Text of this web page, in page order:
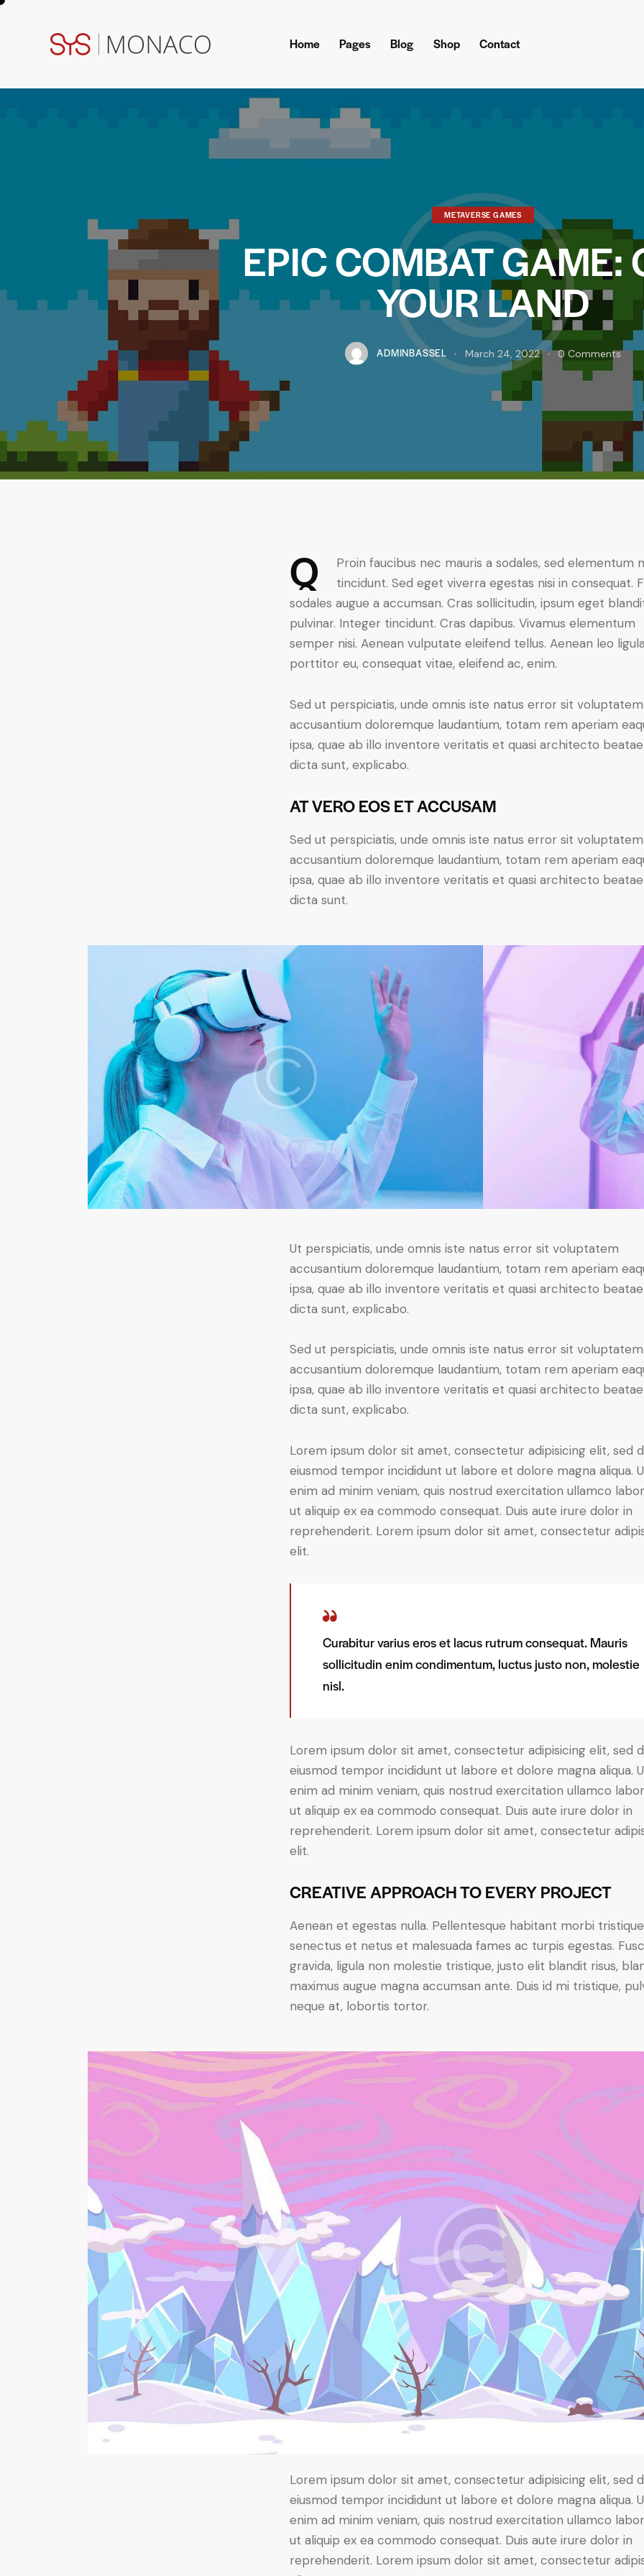
Home Pages Blog Shop Contact
Pages Blog
METAVERSE GAMES
EPIC COMBAT GAME:
YOUR LAND
ADMINBASSEL March 24, 2022 0 Comments
Q
Proin faucibus nec mauris a sodales, sed elementum
tincidunt. Sed eget viverra egestas nisi in consequat.
sodales augue a accumsan. Cras sollicitudin, ipsum eget
pulvinar. Integer tincidunt. Cras dapibus. Vivamus elementum
semper nisi. Aenean vulputate eleifend tellus. Aenean leo
porttitor eu, consequat vitae, eleifend ac, enim.
Sed ut perspiciatis, unde omnis iste natus error sit voluptatem
accusantium doloremque laudantium, totam rem aperiam
ipsa, quae ab illo inventore veritatis et quasi architecto
dicta sunt, explicabo.
AT VERO EOS ET ACCUSAM
Sed ut perspiciatis, unde omnis iste natus error sit voluptatem
accusantium doloremque laudantium, totam rem aperiam
ipsa, quae ab illo inventore veritatis et quasi architecto
dicta sunt.
Ut perspiciatis, unde omnis iste natus error sit voluptatem
accusantium doloremque laudantium, totam rem aperiam
ipsa, quae ab illo inventore veritatis et quasi architecto
dicta sunt, explicabo.
Sed ut perspiciatis, unde omnis iste natus error sit voluptatem
accusantium doloremque laudantium, totam rem aperiam
ipsa, quae ab illo inventore veritatis et quasi architecto
dicta sunt, explicabo.
Lorem ipsum dolor sit amet, consectetur adipisicing elit, sed
eiusmod tempor incididunt ut labore et dolore magna aliqua.
enim ad minim veniam, quis nostrud exercitation ullamco
ut aliquip ex ea commodo consequat. Duis aute irure dolor in
reprehenderit. Lorem ipsum dolor sit amet, consectetur
elit.
Curabitur varius eros et lacus rutrum consequat. Mauris
sollicitudin enim condimentum, luctus justo non, molestie
nisl.
Lorem ipsum dolor sit amet, consectetur adipisicing elit, sed
eiusmod tempor incididunt ut labore et dolore magna aliqua.
enim ad minim veniam, quis nostrud exercitation ullamco
ut aliquip ex ea commodo consequat. Duis aute irure dolor in
reprehenderit. Lorem ipsum dolor sit amet, consectetur
elit.
CREATIVE APPROACH TO EVERY PROJECT
Aenean et egestas nulla. Pellentesque habitant morbi tristique
senectus et netus et malesuada fames ac turpis egestas.
gravida, ligula non molestie tristique, justo elit blandit risus,
maximus augue magna accumsan ante. Duis id mi tristique,
neque at, lobortis tortor.
Lorem ipsum dolor sit amet, consectetur adipisicing elit, sed
eiusmod tempor incididunt ut labore et dolore magna aliqua.
enim ad minim veniam, quis nostrud exercitation ullamco
ut aliquip ex ea commodo consequat. Duis aute irure dolor in
reprehenderit. Lorem ipsum dolor sit amet, consectetur